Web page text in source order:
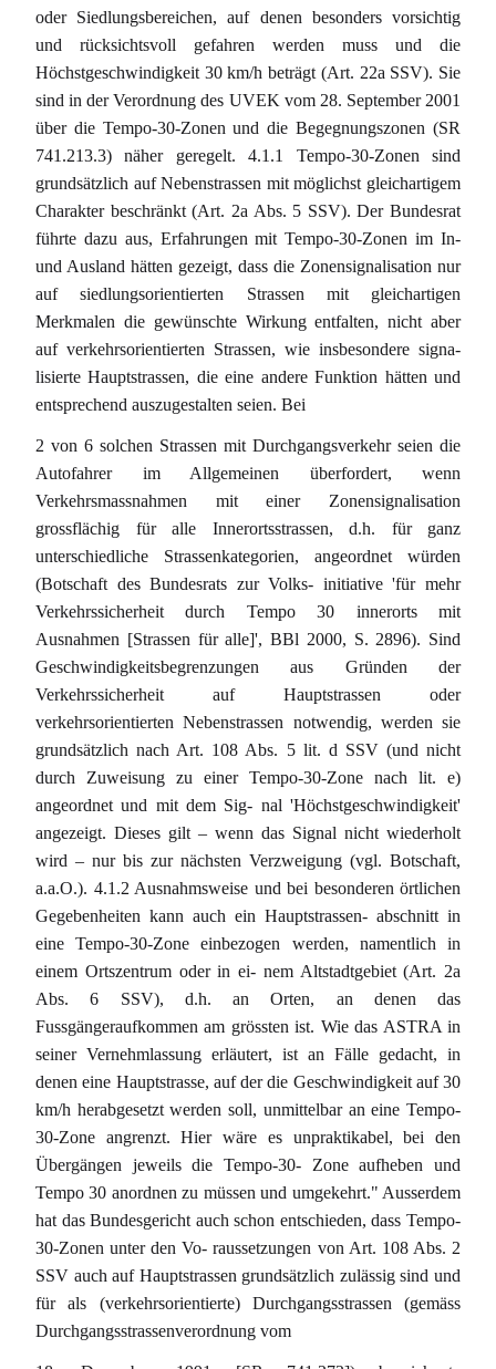
oder Siedlungsbereichen, auf denen besonders vorsichtig
und rücksichtsvoll gefahren werden muss und die
Höchstgeschwindigkeit 30 km/h beträgt (Art. 22a SSV). Sie
sind in der Verordnung des UVEK vom 28. September 2001
über die Tempo-30-Zonen und die Begegnungszonen (SR
741.213.3) näher geregelt. 4.1.1 Tempo-30-Zonen sind
grundsätzlich auf Nebenstrassen mit möglichst gleichartigem
Charakter beschränkt (Art. 2a Abs. 5 SSV). Der Bundesrat
führte dazu aus, Erfahrungen mit Tempo-30-Zonen im In-
und Ausland hätten gezeigt, dass die Zonensignalisation nur
auf siedlungsorientierten Strassen mit gleichartigen
Merkmalen die gewünschte Wirkung entfalten, nicht aber
auf verkehrsorientierten Strassen, wie insbesondere signa-
lisierte Hauptstrassen, die eine andere Funktion hätten und
entsprechend auszugestalten seien. Bei
2 von 6 solchen Strassen mit Durchgangsverkehr seien die
Autofahrer im Allgemeinen überfordert, wenn
Verkehrsmassnahmen mit einer Zonensignalisation
grossflächig für alle Innerortsstrassen, d.h. für ganz
unterschiedliche Strassenkategorien, angeordnet würden
(Botschaft des Bundesrats zur Volks- initiative 'für mehr
Verkehrssicherheit durch Tempo 30 innerorts mit
Ausnahmen [Strassen für alle]', BBl 2000, S. 2896). Sind
Geschwindigkeitsbegrenzungen aus Gründen der
Verkehrssicherheit auf Hauptstrassen oder
verkehrsorientierten Nebenstrassen notwendig, werden sie
grundsätzlich nach Art. 108 Abs. 5 lit. d SSV (und nicht
durch Zuweisung zu einer Tempo-30-Zone nach lit. e)
angeordnet und mit dem Sig- nal 'Höchstgeschwindigkeit'
angezeigt. Dieses gilt – wenn das Signal nicht wiederholt
wird – nur bis zur nächsten Verzweigung (vgl. Botschaft,
a.a.O.). 4.1.2 Ausnahmsweise und bei besonderen örtlichen
Gegebenheiten kann auch ein Hauptstrassen- abschnitt in
eine Tempo-30-Zone einbezogen werden, namentlich in
einem Ortszentrum oder in ei- nem Altstadtgebiet (Art. 2a
Abs. 6 SSV), d.h. an Orten, an denen das
Fussgängeraufkommen am grössten ist. Wie das ASTRA in
seiner Vernehmlassung erläutert, ist an Fälle gedacht, in
denen eine Hauptstrasse, auf der die Geschwindigkeit auf 30
km/h herabgesetzt werden soll, unmittelbar an eine Tempo-
30-Zone angrenzt. Hier wäre es unpraktikabel, bei den
Übergängen jeweils die Tempo-30- Zone aufheben und
Tempo 30 anordnen zu müssen und umgekehrt." Ausserdem
hat das Bundesgericht auch schon entschieden, dass Tempo-
30-Zonen unter den Vo- raussetzungen von Art. 108 Abs. 2
SSV auch auf Hauptstrassen grundsätzlich zulässig sind und
für als (verkehrsorientierte) Durchgangsstrassen (gemäss
Durchgangsstrassenverordnung vom